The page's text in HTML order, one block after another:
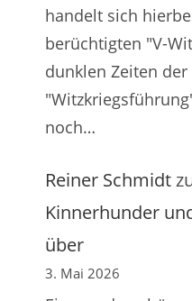
handelt sich
berüchtigten "V-
dunklen Zeiten der
noch…
Reiner Schmidt
Kinnerhunder
über
3. Mai 2026